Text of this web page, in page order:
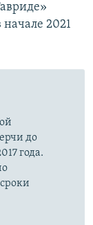
2021
до
года.